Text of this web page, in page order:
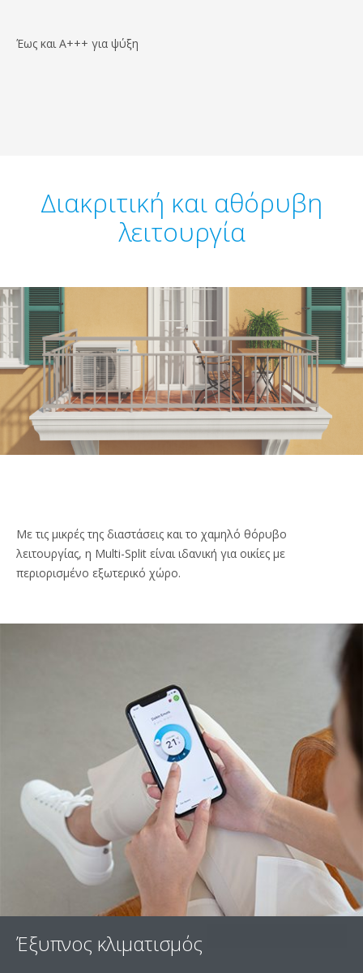
Έως και A+++ για ψύξη
Διακριτική και αθόρυβη
λειτουργία
Με τις μικρές της διαστάσεις και το χαμηλό θόρυβο
λειτουργίας, η Multi-Split είναι ιδανική για οικίες με
περιορισμένο εξωτερικό χώρο.
Έξυπνος κλιματισμός